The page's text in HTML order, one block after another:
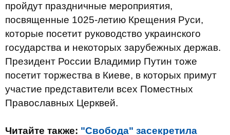
пройдут праздничные мероприятия,
посвященные 1025-летию Крещения Руси,
которые посетит руководство украинского
государства и некоторых зарубежных держав.
Президент России Владимир Путин тоже
посетит торжества в Киеве, в которых примут
участие представители всех Поместных
Православных Церквей.
Читайте также: "Свобода" засекретила